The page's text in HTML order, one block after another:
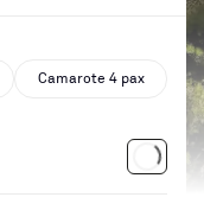
Camarote 4 pax